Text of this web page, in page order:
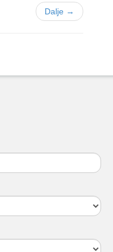
Dalje →